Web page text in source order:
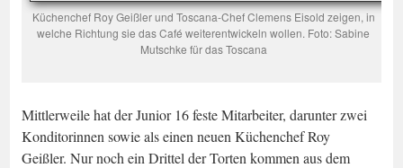
Küchenchef Roy Geißler und Toscana-Chef Clemens Eisold zeigen, in
welche Richtung sie das Café weiterentwickeln wollen. Foto: Sabine
Mutschke für das Toscana
Mittlerweile hat der Junior 16 feste Mitarbeiter, darunter zwei
Konditorinnen sowie als einen neuen Küchenchef Roy
Geißler. Nur noch ein Drittel der Torten kommen aus dem